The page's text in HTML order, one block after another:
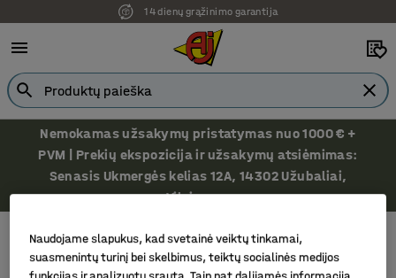
14 dienų grąžinimo garantija
Nemokamas užsakymų pristatymas nuo 1000 € +
PVM | Prekių ekspozicija ir užsakymų atsiėmimas:
Senasis Ukmergės kelias 12A, 14302 Užubaliai,
Vilniaus r.
Laikikliai paletėms
Naudojame slapukus, kad svetainė veiktų tinkamai,
suasmenintų turinį bei skelbimus, teiktų socialinės medijos